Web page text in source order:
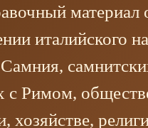
материал
италийского
с Римом,
хозяйстве,